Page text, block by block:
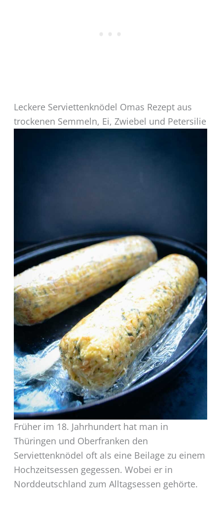
Leckere Serviettenknödel Omas Rezept aus
trockenen Semmeln, Ei, Zwiebel und Petersilie
Früher im 18. Jahrhundert hat man in
Thüringen und Oberfranken den
Serviettenknödel oft als eine Beilage zu einem
Hochzeitsessen gegessen. Wobei er in
Norddeutschland zum Alltagsessen gehörte.